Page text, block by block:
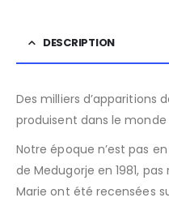
DESCRIPTION
Des milliers d’apparitions
produisent dans le monde
Notre époque n’est pas
de Medugorje en 1981,
Marie ont été recensées